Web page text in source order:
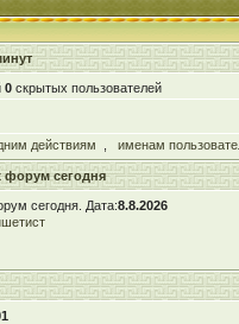
0скрытых пользователей
действиям именам
форум сегодня
сегодня. Дата:8.8.2026